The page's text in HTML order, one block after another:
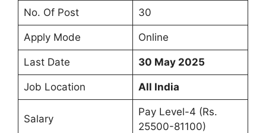
No. Of Post 30
Apply Mode Online
Last Date 30 May 2025
Job Location All India
Salary
Pay Level-4 (Rs.
25500-81100)